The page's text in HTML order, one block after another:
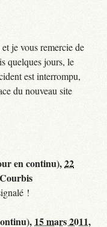
je vous remercie de
quelques jours, le
est interrompu,
du nouveau site
en continu),22
!
15 mars 2011,